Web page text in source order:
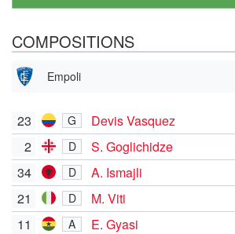
COMPOSITIONS
Empoli
23 G
Devis Vasquez
2
D
S. Goglichidze
34
D
A. Ismajli
21
D
M. Viti
11
A
E. Gyasi